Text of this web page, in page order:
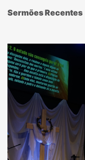
Sermões Recentes